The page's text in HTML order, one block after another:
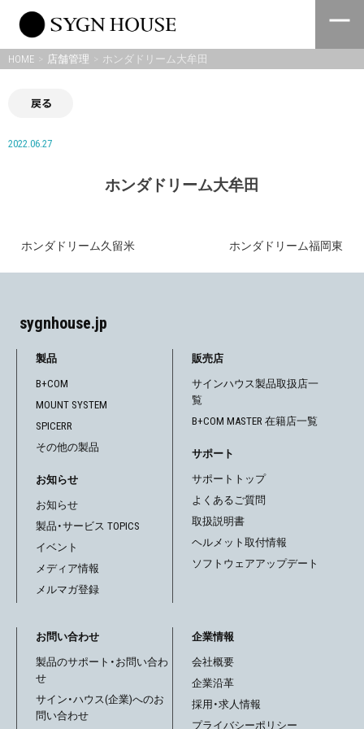
content
HOME 店舗管理 ホンダドリーム大牟田
戻る
2022.06.27
ホンダドリーム大牟田
投
ナ
ビ
ゲ
ー
シ
ョ
ン
ホンダドリーム久留米 ホンダドリーム福岡東
sygnhouse.jp
製品
B+COM
MOUNT SYSTEM
SPICERR
その他の製品
お知らせ
お知らせ
製品・サービス TOPICS
イベント
メディア情報
メルマガ登録
販売店
サインハウス製品取扱店一
覧
B+COM MASTER 在籍店一覧
サポート
サポートトップ
よくあるご質問
取扱説明書
ヘルメット取付情報
ソフトウェアアップデート
お問い合わせ
製品のサポート・お問い合わ
せ
サイン・ハウス(企業)へのお
問い合わせ
企業情報
会社概要
企業沿革
採用・求人情報
プライバシーポリシー